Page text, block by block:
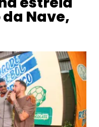
da Nave,